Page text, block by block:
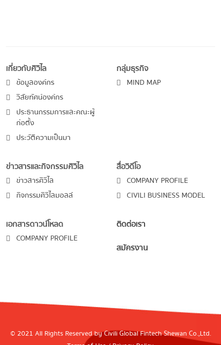
เกี่ยวกับศิวิไล
ข้อมูลองค์กร
วิสัยทัศน์องค์กร
ประธานกรรมการและคณะผู้
ก่อตั้ง
ประวัติความเป็นมา
กลุ่มธุรกิจ
MIND MAP
ข่าวสารและกิจกรรมศิวิไล
ข่าวสารศิวิไล
กิจกรรมศิวิไลมอลล์
สื่อวิดีโอ
COMPANY PROFILE
CIVILI BUSINESS MODEL
เอกสารดาวน์โหลด
COMPANY PROFILE
ติดต่อเรา
สมัครงาน
© 2021 All Rights Reserved by Civili Global Fintech Shewan Co.,Ltd.